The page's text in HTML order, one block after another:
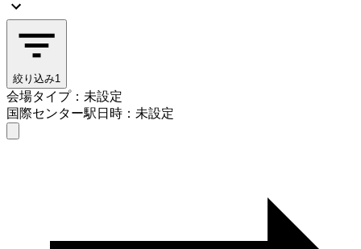
絞り込み1
会場タイプ：未設定
国際センター駅日時：未設定